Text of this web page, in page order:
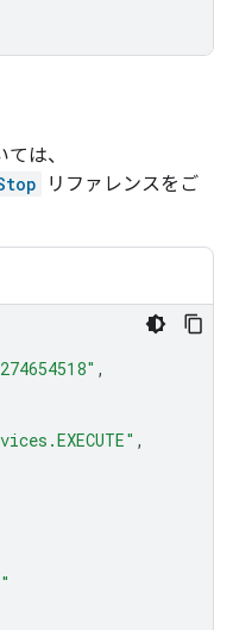
は、
リファレンスをご
,
,